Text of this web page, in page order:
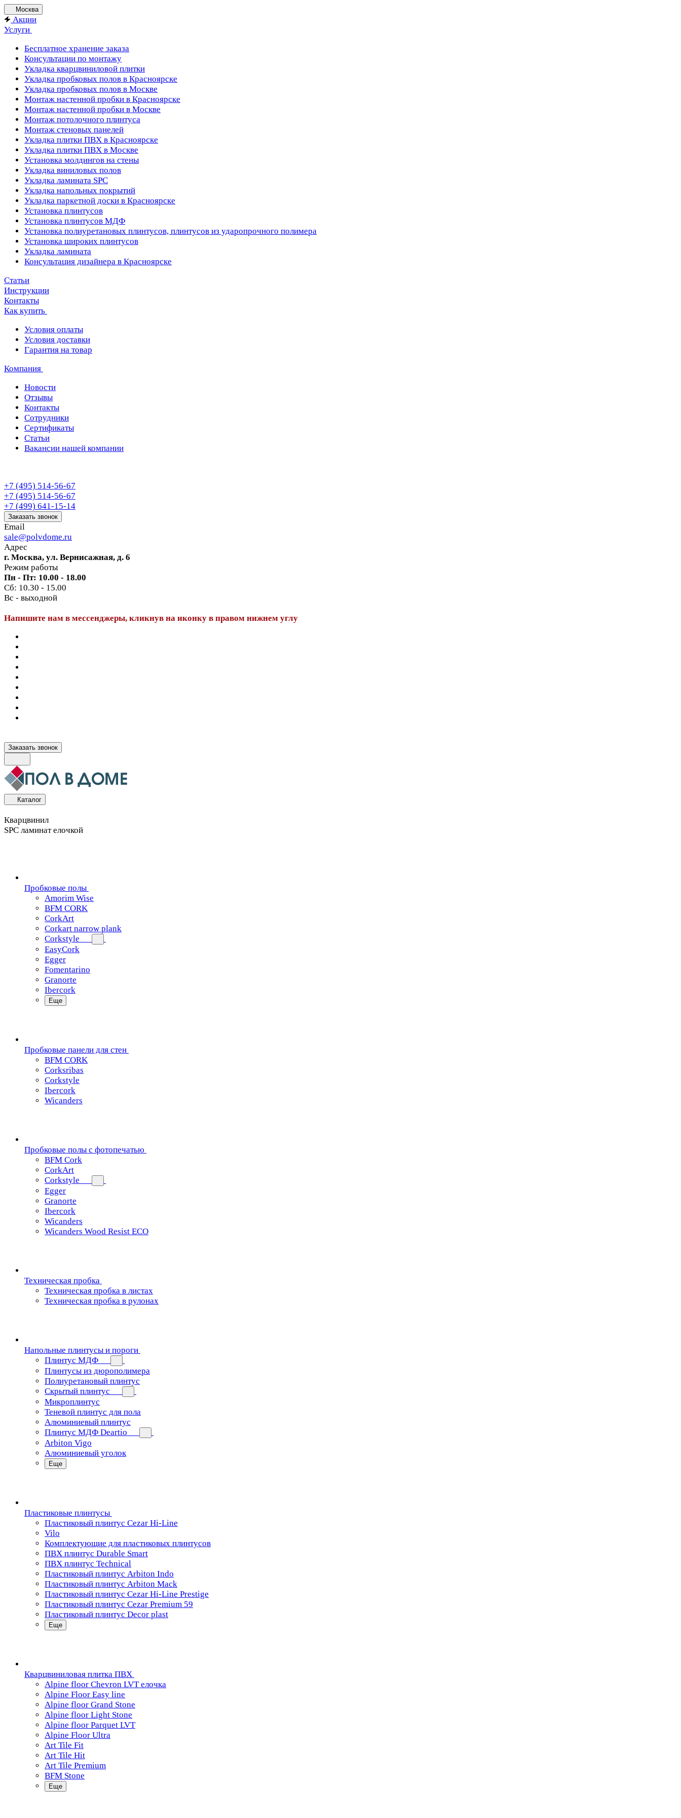
Москва
Акции
Услуги
Бесплатное хранение заказа
Консультации по монтажу
Укладка кварцвиниловой плитки
Укладка пробковых полов в Красноярске
Укладка пробковых полов в Москве
Монтаж настенной пробки в Красноярске
Монтаж настенной пробки в Москве
Монтаж потолочного плинтуса
Монтаж стеновых панелей
Укладка плитки ПВХ в Красноярске
Укладка плитки ПВХ в Москве
Установка молдингов на стены
Укладка виниловых полов
Укладка ламината SPC
Укладка напольных покрытий
Укладка паркетной доски в Красноярске
Установка плинтусов
Установка плинтусов МДФ
Установка полиуретановых плинтусов, плинтусов из ударопрочного полимера
Установка широких плинтусов
Укладка ламината
Консультация дизайнера в Красноярске
Статьи
Инструкции
Контакты
Как купить
Условия оплаты
Условия доставки
Гарантия на товар
Компания
Новости
Отзывы
Контакты
Сотрудники
Сертификаты
Статьи
Вакансии нашей компании
+7 (495) 514-56-67
+7 (495) 514-56-67
+7 (499) 641-15-14
Заказать звонок
Email
sale@polvdome.ru
Адрес
г. Москва, ул. Вернисажная, д. 6
Режим работы
Пн - Пт: 10.00 - 18.00
Сб: 10.30 - 15.00
Вс - выходной
Напишите нам в мессенджеры, кликнув на иконку в правом нижнем углу
Заказать звонок
Каталог
Кварцвинил
SPC ламинат елочкой
Пробковые полы
Amorim Wise
BFM CORK
CorkArt
Corkart narrow plank
Corkstyle
EasyCork
Egger
Fomentarino
Granorte
Ibercork
Еще
Пробковые панели для стен
BFM CORK
Corksribas
Corkstyle
Ibercork
Wicanders
Пробковые полы с фотопечатью
BFM Cork
CorkArt
Corkstyle
Egger
Granorte
Ibercork
Wicanders
Wicanders Wood Resist ECO
Техническая пробка
Техническая пробка в листах
Техническая пробка в рулонах
Напольные плинтусы и пороги
Плинтус МДФ
Плинтусы из дюрополимера
Полиуретановый плинтус
Скрытый плинтус
Микроплинтус
Теневой плинтус для пола
Алюминиевый плинтус
Плинтус МДФ Deartio
Arbiton Vigo
Алюминиевый уголок
Еще
Пластиковые плинтусы
Пластиковый плинтус Cezar Hi-Line
Vilo
Комплектующие для пластиковых плинтусов
ПВХ плинтус Durable Smart
ПВХ плинтус Technical
Пластиковый плинтус Arbiton Indo
Пластиковый плинтус Arbiton Mack
Пластиковый плинтус Cezar Hi-Line Prestige
Пластиковый плинтус Cezar Premium 59
Пластиковый плинтус Decor plast
Еще
Кварцвиниловая плитка ПВХ
Alpine floor Chevron LVT елочка
Alpine Floor Easy line
Alpine floor Grand Stone
Alpine floor Light Stone
Alpine floor Parquet LVT
Alpine Floor Ultra
Art Tile Fit
Art Tile Hit
Art Tile Premium
BFM Stone
Еще